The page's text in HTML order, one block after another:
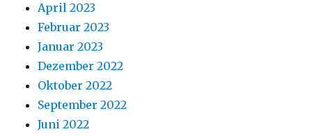
April 2023
Februar 2023
Januar 2023
Dezember 2022
Oktober 2022
September 2022
Juni 2022